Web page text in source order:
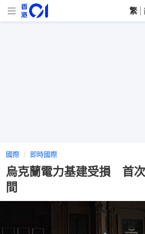
繁
國際 即時國際
烏克蘭電力基建受損 首
間